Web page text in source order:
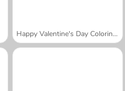
Happy Valentine's Day Coloring Book